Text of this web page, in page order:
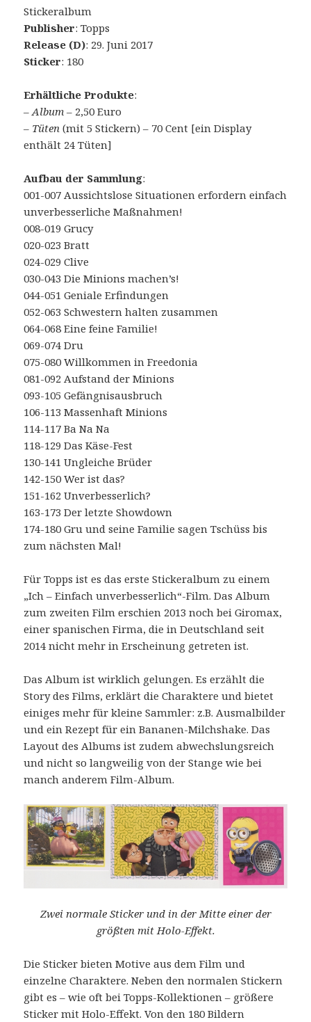
Stickeralbum
Publisher: Topps
Release (D): 29. Juni 2017
Sticker: 180
Erhältliche Produkte:
–Album – 2,50 Euro
– Tüten (mit 5 Stickern) – 70 Cent [ein Display
enthält 24 Tüten]
Aufbau der Sammlung:
001-007 Aussichtslose Situationen erfordern einfach
unverbesserliche Maßnahmen!
008-019 Grucy
020-023 Bratt
024-029 Clive
030-043 Die Minions machen’s!
044-051 Geniale Erfindungen
052-063 Schwestern halten zusammen
064-068 Eine feine Familie!
069-074 Dru
075-080 Willkommen in Freedonia
081-092 Aufstand der Minions
093-105 Gefängnisausbruch
106-113 Massenhaft Minions
114-117 Ba Na Na
118-129 Das Käse-Fest
130-141 Ungleiche Brüder
142-150 Wer ist das?
151-162 Unverbesserlich?
163-173 Der letzte Showdown
174-180 Gru und seine Familie sagen Tschüss bis
zum nächsten Mal!
Für Topps ist es das erste Stickeralbum zu einem
„Ich – Einfach unverbesserlich“-Film. Das Album
zum zweiten Film erschien 2013 noch bei Giromax,
einer spanischen Firma, die in Deutschland seit
2014 nicht mehr in Erscheinung getreten ist.
Das Album ist wirklich gelungen. Es erzählt die
Story des Films, erklärt die Charaktere und bietet
einiges mehr für kleine Sammler: z.B. Ausmalbilder
und ein Rezept für ein Bananen-Milchshake. Das
Layout des Albums ist zudem abwechslungsreich
und nicht so langweilig von der Stange wie bei
manch anderem Film-Album.
Zwei normale Sticker und in der Mitte einer der
größten mit Holo-Effekt.
Die Sticker bieten Motive aus dem Film und
einzelne Charaktere. Neben den normalen Stickern
gibt es – wie oft bei Topps-Kollektionen – größere
Sticker mit Holo-Effekt. Von den 180 Bildern